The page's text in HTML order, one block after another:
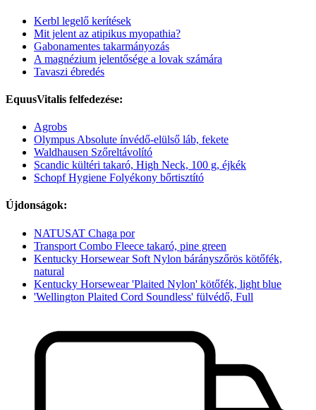
Kerbl legelő kerítések
Mit jelent az atipikus myopathia?
Gabonamentes takarmányozás
A magnézium jelentősége a lovak számára
Tavaszi ébredés
EquusVitalis felfedezése:
Agrobs
Olympus Absolute ínvédő-elülső láb, fekete
Waldhausen Szőreltávolító
Scandic kültéri takaró, High Neck, 100 g, éjkék
Schopf Hygiene Folyékony bőrtisztító
Újdonságok:
NATUSAT Chaga por
Transport Combo Fleece takaró, pine green
Kentucky Horsewear Soft Nylon bárányszőrös kötőfék,
natural
Kentucky Horsewear 'Plaited Nylon' kötőfék, light blue
'Wellington Plaited Cord Soundless' fülvédő, Full